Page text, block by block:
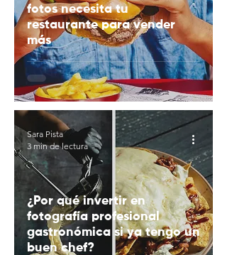
fotos necesita tu
restaurante para vender
más
¿Por qué invertir en
fotografía profesional
gastronómica si ya tengo un
buen chef?
Sara Pista
3 min de lectura